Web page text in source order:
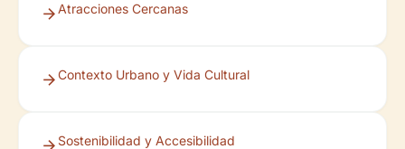
Atracciones Cercanas
Contexto Urbano y Vida Cultural
Sostenibilidad y Accesibilidad